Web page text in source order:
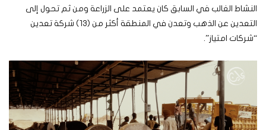
النشاط الغالب في السابق كان يعتمد على الزراعة ومن ثم تحول إلى
التعدين عن الذهب وتعدن في المنطقة أكثر من (13) شركة تعدين
“شركات امتياز”.